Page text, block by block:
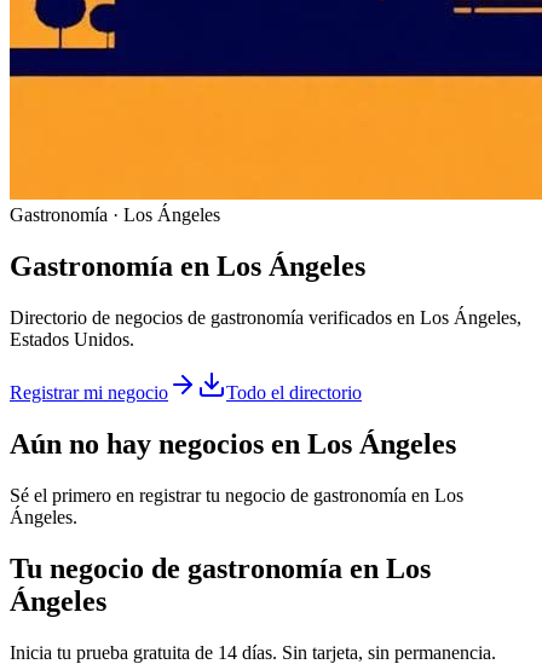
Gastronomía · Los Ángeles
Gastronomía en Los Ángeles
Directorio de negocios de gastronomía verificados en Los Ángeles,
Estados Unidos.
Registrar mi negocio Todo el directorio
Aún no hay negocios en Los Ángeles
Sé el primero en registrar tu negocio de gastronomía en Los
Ángeles.
Tu negocio de gastronomía en Los
Ángeles
Inicia tu prueba gratuita de 14 días. Sin tarjeta, sin permanencia.